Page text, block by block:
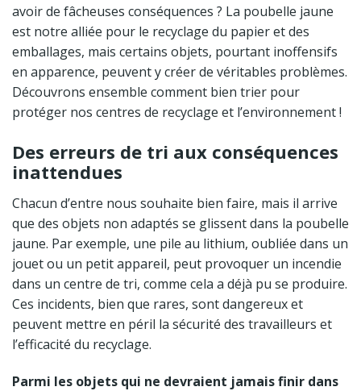
avoir de fâcheuses conséquences ? La poubelle jaune
est notre alliée pour le recyclage du papier et des
emballages, mais certains objets, pourtant inoffensifs
en apparence, peuvent y créer de véritables problèmes.
Découvrons ensemble comment bien trier pour
protéger nos centres de recyclage et l’environnement !
Des erreurs de tri aux conséquences
inattendues
Chacun d’entre nous souhaite bien faire, mais il arrive
que des objets non adaptés se glissent dans la poubelle
jaune. Par exemple, une pile au lithium, oubliée dans un
jouet ou un petit appareil, peut provoquer un incendie
dans un centre de tri, comme cela a déjà pu se produire.
Ces incidents, bien que rares, sont dangereux et
peuvent mettre en péril la sécurité des travailleurs et
l’efficacité du recyclage.
Parmi les objets qui ne devraient jamais finir dans